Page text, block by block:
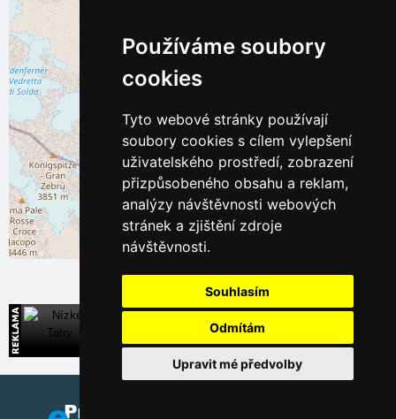
Používáme soubory
cookies
Tyto webové stránky používají
soubory cookies s cílem vylepšení
uživatelského prostředí, zobrazení
přizpůsobeného obsahu a reklam,
analýzy návštěvnosti webových
stránek a zjištění zdroje
návštěvnosti.
Souhlasím
Odmítám
Upravit mé předvolby
Nízké Tatry